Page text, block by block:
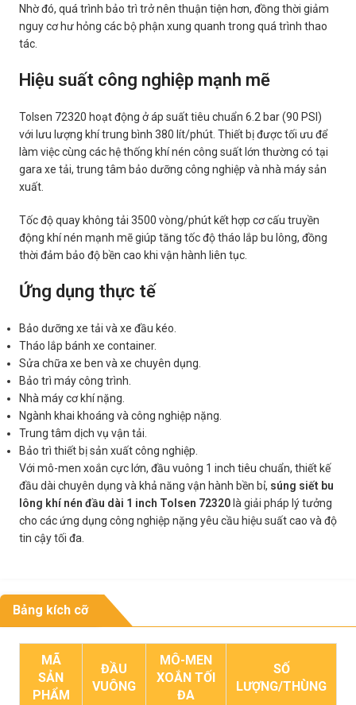
Nhờ đó, quá trình bảo trì trở nên thuận tiện hơn, đồng thời giảm
nguy cơ hư hỏng các bộ phận xung quanh trong quá trình thao
tác.
Hiệu suất công nghiệp mạnh mẽ
Tolsen 72320 hoạt động ở áp suất tiêu chuẩn 6.2 bar (90 PSI)
với lưu lượng khí trung bình 380 lít/phút. Thiết bị được tối ưu để
làm việc cùng các hệ thống khí nén công suất lớn thường có tại
gara xe tải, trung tâm bảo dưỡng công nghiệp và nhà máy sản
xuất.
Tốc độ quay không tải 3500 vòng/phút kết hợp cơ cấu truyền
động khí nén mạnh mẽ giúp tăng tốc độ tháo lắp bu lông, đồng
thời đảm bảo độ bền cao khi vận hành liên tục.
Ứng dụng thực tế
Bảo dưỡng xe tải và xe đầu kéo.
Tháo lắp bánh xe container.
Sửa chữa xe ben và xe chuyên dụng.
Bảo trì máy công trình.
Nhà máy cơ khí nặng.
Ngành khai khoáng và công nghiệp nặng.
Trung tâm dịch vụ vận tải.
Bảo trì thiết bị sản xuất công nghiệp.
Với mô-men xoắn cực lớn, đầu vuông 1 inch tiêu chuẩn, thiết kế
đầu dài chuyên dụng và khả năng vận hành bền bỉ, súng siết bu
lông khí nén đầu dài 1 inch Tolsen 72320 là giải pháp lý tưởng
cho các ứng dụng công nghiệp nặng yêu cầu hiệu suất cao và độ
tin cậy tối đa.
Bảng kích cỡ
MÃ
SẢN
PHẨM
ĐẦU
VUÔNG
MÔ-MEN
XOẮN TỐI
ĐA
SỐ
LƯỢNG/THÙNG